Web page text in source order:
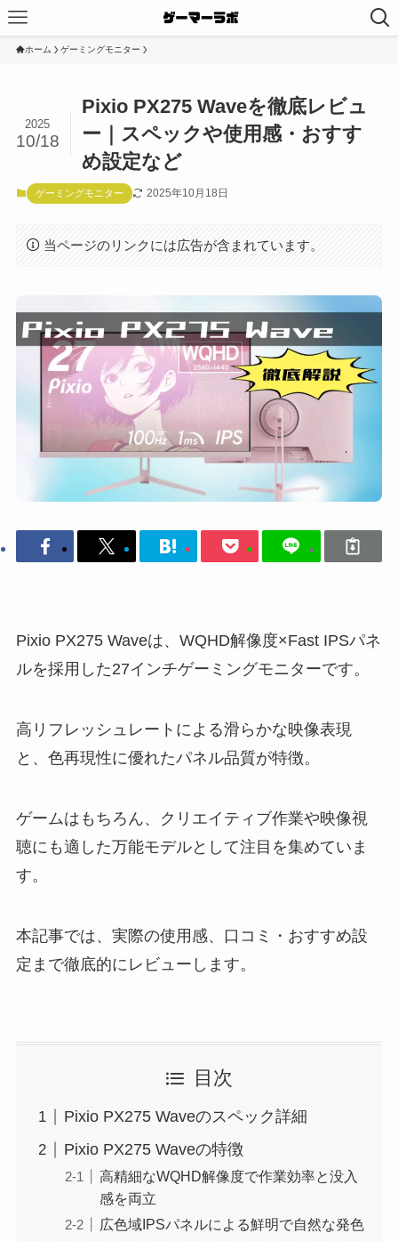
ホーム ゲーミングモニター
Pixio PX275 Waveを徹底レビュ
ー｜スペックや使用感・おすす
め設定など
2025
10/18
ゲーミングモニター 2025年10月18日
当ページのリンクには広告が含まれています。
Pixio PX275 Waveは、WQHD解像度×Fast IPSパネ
ルを採用した27インチゲーミングモニターです。
高リフレッシュレートによる滑らかな映像表現
と、色再現性に優れたパネル品質が特徴。
ゲームはもちろん、クリエイティブ作業や映像視
聴にも適した万能モデルとして注目を集めていま
す。
本記事では、実際の使用感、口コミ・おすすめ設
定まで徹底的にレビューします。
目次
Pixio PX275 Waveのスペック詳細
Pixio PX275 Waveの特徴
高精細なWQHD解像度で作業効率と没入
感を両立
広色域IPSパネルによる鮮明で自然な発色